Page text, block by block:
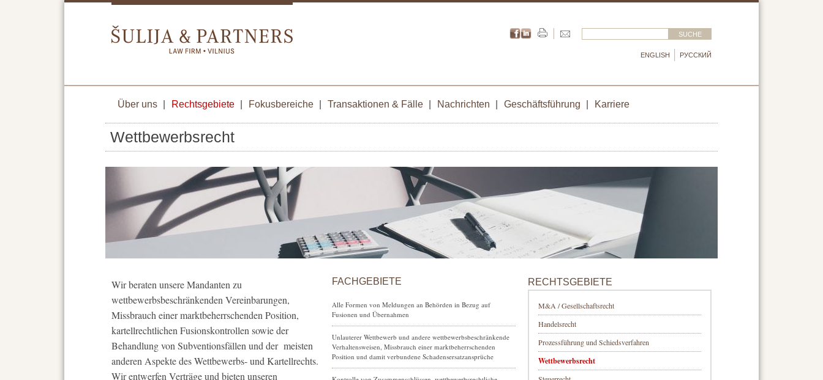
ENGLISH РУССКИЙ
Über uns Rechtsgebiete Fokusbereiche Transaktionen & Fälle Nachrichten Geschäftsführung Karriere
Wettbewerbsrecht
Wir beraten unsere Mandanten zu
wettbewerbsbeschränkenden Vereinbarungen,
Missbrauch einer marktbeherrschenden Position,
kartellrechtlichen Fusionskontrollen sowie der
Behandlung von Subventionsfällen und der meisten
anderen Aspekte des Wettbewerbs- und Kartellrechts.
Wir entwerfen Verträge und bieten unseren
FACHGEBIETE
Alle Formen von Meldungen an Behörden in Bezug auf
Fusionen und Übernahmen
Unlauterer Wettbewerb und andere wettbewerbsbeschränkende
Verhaltensweisen, Missbrauch einer marktbeherrschenden
Position und damit verbundene Schadensersatzansprüche
RECHTSGEBIETE
M&A / Gesellschaftsrecht
Handelsrecht
Prozessführung und Schiedsverfahren
Wettbewerbsrecht